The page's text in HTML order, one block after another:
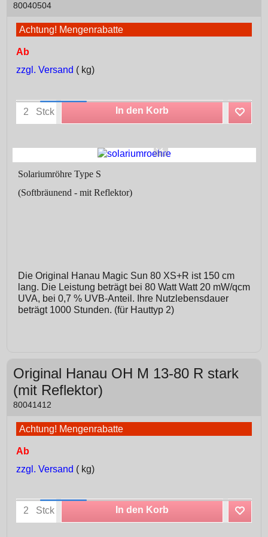
80040504
Achtung! Mengenrabatte
Ab
zzgl. Versand
kg
Stck In den Korb
Solariumröhre Type S
(Softbräunend - mit Reflektor)
Die Original Hanau Magic Sun 80 XS+R ist 150 cm
lang. Die Leistung beträgt bei 80 Watt Watt 20 mW/qcm
UVA, bei 0,7 % UVB-Anteil. Ihre Nutzlebensdauer
beträgt 1000 Stunden. (für Hauttyp 2)
Original Hanau OH M 13-80 R stark
(mit Reflektor)
80041412
Achtung! Mengenrabatte
Ab
zzgl. Versand
kg
Stck In den Korb